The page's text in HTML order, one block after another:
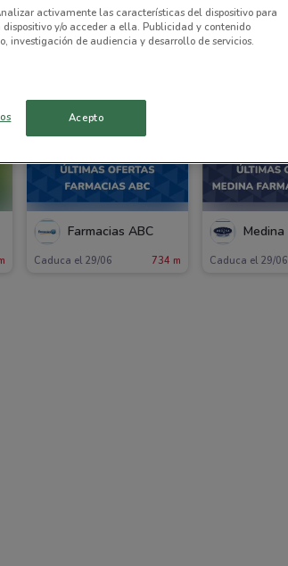
Farmacias ABC
Caduca el 29/06 734 m Caduca el 29/06
activamente las características del dispositivo para
y/o acceder a ella. Publicidad y contenido
investigación de audiencia y desarrollo de servicios.
Acepto